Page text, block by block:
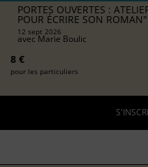
PORTES OUVERTES :
POUR ÉCRIRE SON ROMAN"
12 sept 2026
avecMarie Boulic
8 €
pour les particuliers